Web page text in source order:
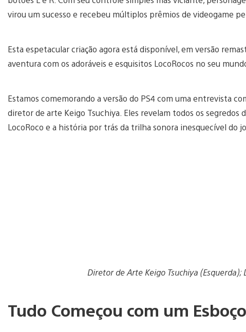
virou um sucesso e recebeu múltiplos prêmios de videogame
Esta espetacular criação agora está disponível, em versão
aventura com os adoráveis e esquisitos LocoRocos no seu
Estamos comemorando a versão do PS4 com uma entrevista
diretor de arte Keigo Tsuchiya. Eles revelam todos os segredos
LocoRoco e a história por trás da trilha sonora inesquecível do
Diretor de Arte Keigo Tsuchiya
Tudo Começou com um